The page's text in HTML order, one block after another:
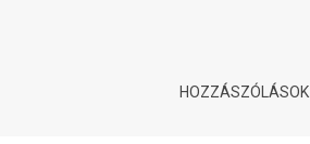
HOZZÁSZÓLÁSOK